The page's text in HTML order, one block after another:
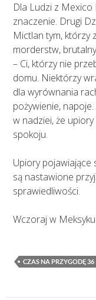
Dla Ludzi z Mexico
znaczenie. Drugi
Mictlan tym, którzy
morderstw,
– Ci, którzy nie
domu. Niektórzy
dla wyrównania
pożywienie,
w nadziei, że
spokoju.
Upiory pojawiające
są nastawione
sprawiedliwości.
Wczoraj w
CZAS NA PRZYGODĘ 36